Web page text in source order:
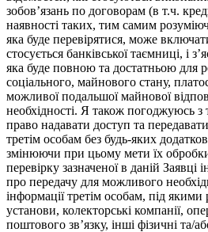
зобов’язань по договорам (в т.ч.
наявності таких, тим самим
яка буде перевірятися, може
стосується банківської таємниці, і
яка буде повною та достатньою для
соціального, майнового стану,
можливої подальшої майнової
необхідності. Я також погоджуюсь
право надавати доступ та
третім особам без будь-яких
змінюючи при цьому мети їх
перевірку зазначеної в даній Заявці
про передачу для можливого
інформації третім особам, під якими
установи, колекторські компанії,
поштового зв’язку, інші фізичні та/